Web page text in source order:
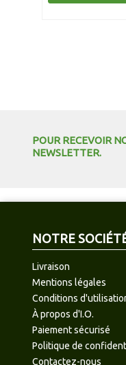
POUR RECEVOIR
NEWSLETTER.
NOTRE
Livraison
Mentions légales
Conditions
À propos d'I.O.
Paiement sécurisé
Politique de
Contactez-nous